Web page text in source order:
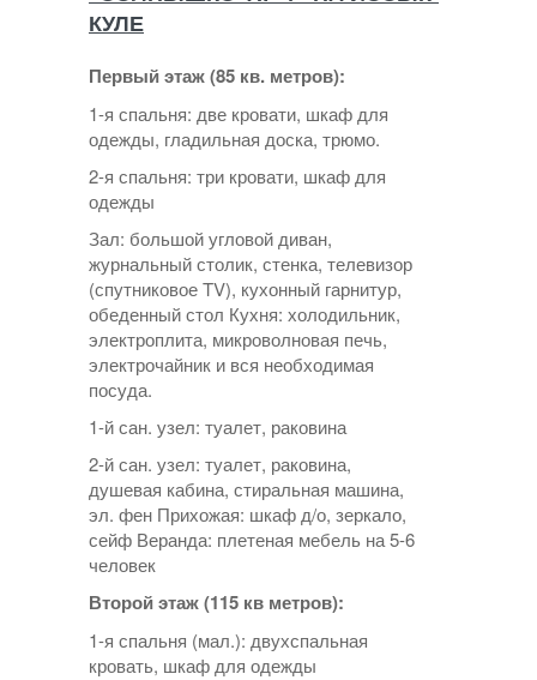
КУЛЕ
Первый этаж (85 кв. метров):
1-я спальня: две кровати, шкаф для
одежды, гладильная доска, трюмо.
2-я спальня: три кровати, шкаф для
одежды
Зал: большой угловой диван,
журнальный столик, стенка, телевизор
(спутниковое TV), кухонный гарнитур,
обеденный стол Кухня: холодильник,
электроплита, микроволновая печь,
электрочайник и вся необходимая
посуда.
1-й сан. узел: туалет, раковина
2-й сан. узел: туалет, раковина,
душевая кабина, стиральная машина,
эл. фен Прихожая: шкаф д/о, зеркало,
сейф Веранда: плетеная мебель на 5-6
человек
Второй этаж (115 кв метров):
1-я спальня (мал.): двухспальная
кровать, шкаф для одежды